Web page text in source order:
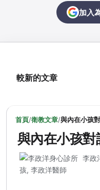
加入
較新的文章
首頁/衛教文章/與內在小孩
與內在小孩對
李政
孩, 李政洋醫師